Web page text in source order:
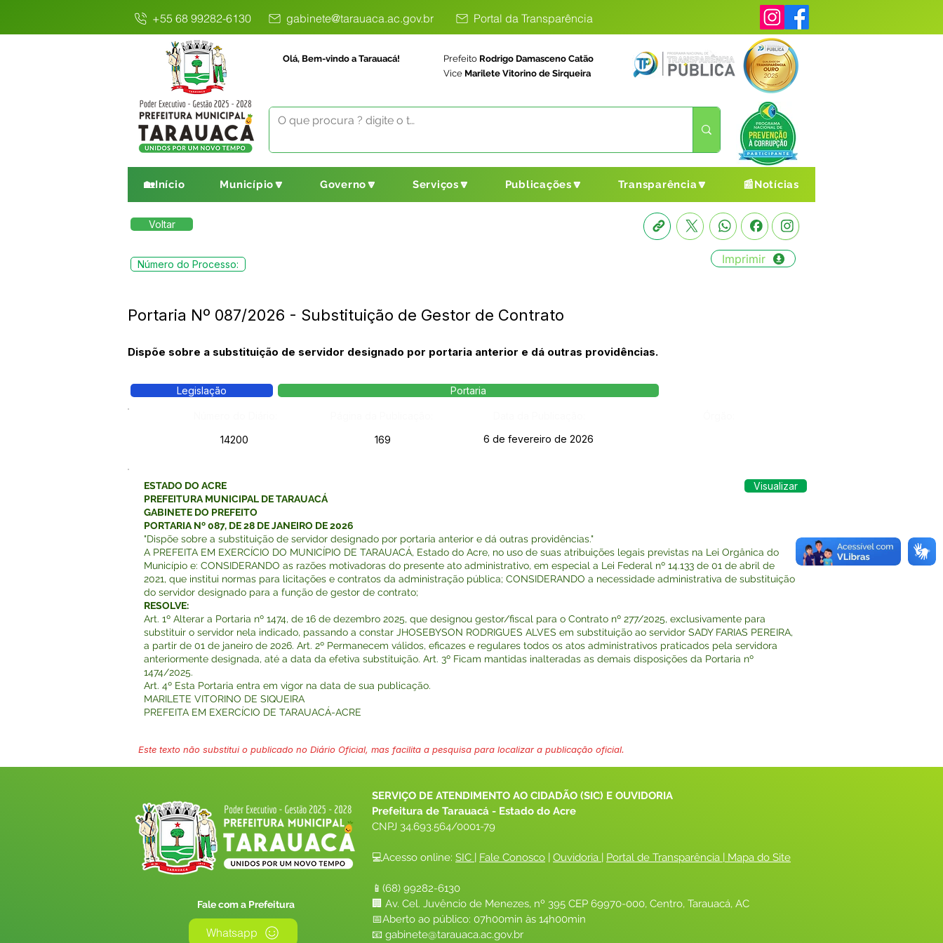
+55 68 99282-6130 gabinete@tarauaca.ac.gov.br Portal da Transparência
Olá, Bem-vindo a Tarauacá! Prefeito Rodrigo Damasceno Catão
Vice Marilete Vitorino de Sirqueira
🏡Início Município🔽 Governo🔽 Serviços🔽 Publicações🔽 Transparência🔽 📰Notícias
Voltar
Número do Processo: Imprimir
Portaria Nº 087/2026 - Substituição de Gestor de Contrato
Dispõe sobre a substituição de servidor designado por portaria anterior e dá outras providências.
Legislação Portaria
14200
169 6 de fevereiro de 2026
ESTADO DO ACRE
PREFEITURA MUNICIPAL DE TARAUACÁ
GABINETE DO PREFEITO
PORTARIA Nº 087, DE 28 DE JANEIRO DE 2026
"Dispõe sobre a substituição de servidor designado por portaria anterior e dá outras providências."
A PREFEITA EM EXERCÍCIO DO MUNICÍPIO DE TARAUACÁ, Estado do Acre, no uso de suas atribuições legais previstas na Lei Orgânica do
Município e: CONSIDERANDO as razões motivadoras do presente ato administrativo, em especial a Lei Federal nº 14.133 de 01 de abril de
2021, que institui normas para licitações e contratos da administração pública; CONSIDERANDO a necessidade administrativa de substituição
do servidor designado para a função de gestor de contrato;
RESOLVE:
Art. 1º Alterar a Portaria nº 1474, de 16 de dezembro 2025, que designou gestor/fiscal para o Contrato nº 277/2025, exclusivamente para
substituir o servidor nela indicado, passando a constar JHOSEBYSON RODRIGUES ALVES em substituição ao servidor SADY FARIAS PEREIRA,
a partir de 01 de janeiro de 2026. Art. 2º Permanecem válidos, eficazes e regulares todos os atos administrativos praticados pela servidora
anteriormente designada, até a data da efetiva substituição. Art. 3º Ficam mantidas inalteradas as demais disposições da Portaria nº
1474/2025.
Art. 4º Esta Portaria entra em vigor na data de sua publicação.
MARILETE VITORINO DE SIQUEIRA
PREFEITA EM EXERCÍCIO DE TARAUACÁ-ACRE
Visualizar
Este texto não substitui o publicado no Diário Oficial, mas facilita a pesquisa para localizar a publicação oficial.
Fale com a Prefeitura
Whatsapp
SERVIÇO DE ATENDIMENTO AO CIDADÃO (SIC) E OUVIDORIA
Prefeitura de Tarauacá - Estado do Acre
CNPJ 34.693.564/0001-79
💻Acesso online: SIC | Fale Conosco | Ouvidoria | Portal de Transparência | Mapa do Site
📱(68) 99282-6130
🏢 Av. Cel. Juvêncio de Menezes, nº 395 CEP 69970-000, Centro, Tarauacá, AC
📅Aberto ao público: 07h00min às 14h00min
📧 gabinete@tarauaca.ac.gov.br